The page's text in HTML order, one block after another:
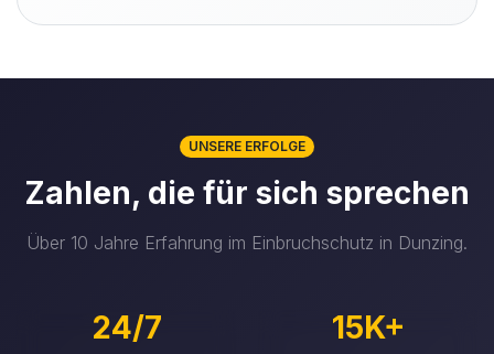
UNSERE ERFOLGE
Zahlen, die für sich sprechen
Über 10 Jahre Erfahrung im Einbruchschutz in Dunzing.
24/7 15K+